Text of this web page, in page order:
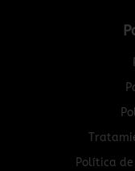
Política